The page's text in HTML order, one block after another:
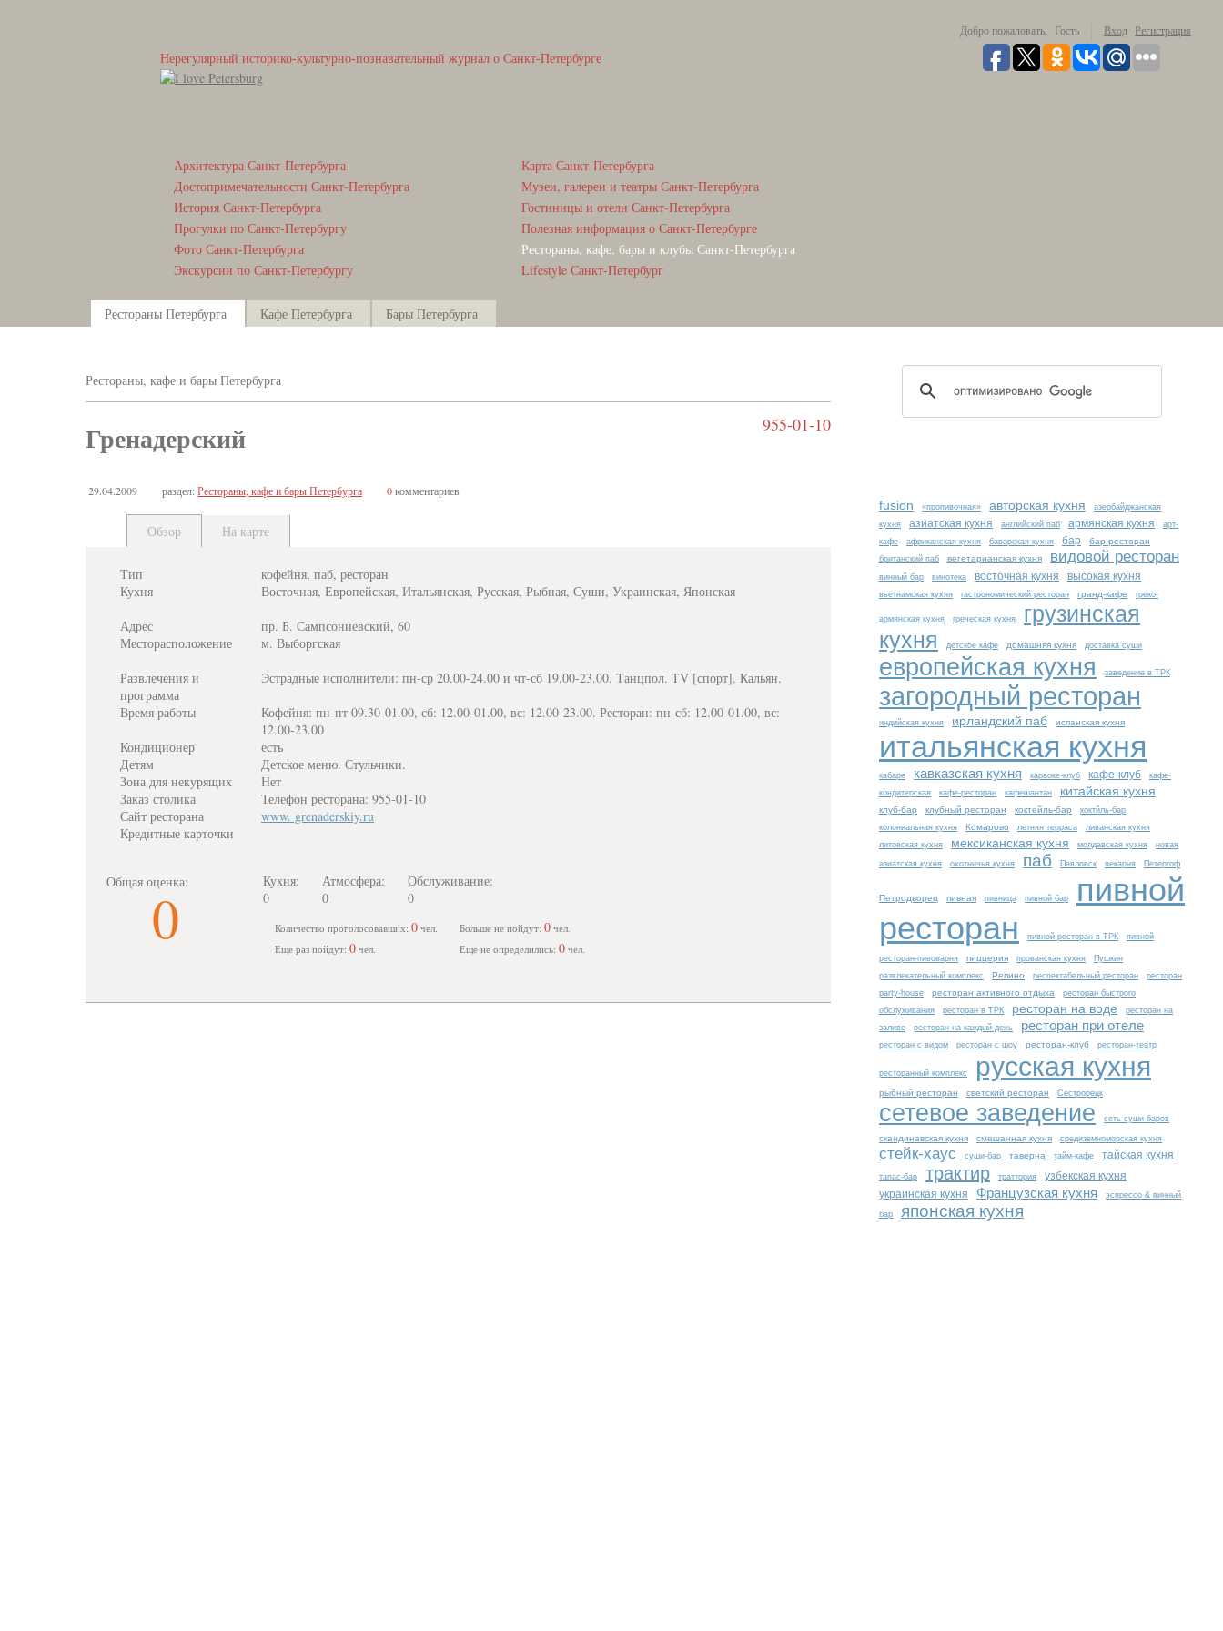
Добро пожаловать, Гость Вход Регистрация
Нерегулярный историко-культурно-познавательный журнал о Санкт-Петербурге
Архитектура Санкт-Петербурга
Достопримечательности Санкт-Петербурга
История Санкт-Петербурга
Прогулки по Санкт-Петербургу
Фото Санкт-Петербурга
Экскурсии по Санкт-Петербургу
Карта Санкт-Петербурга
Музеи, галереи и театры Санкт-Петербурга
Гостиницы и отели Санкт-Петербурга
Полезная информация о Санкт-Петербурге
Рестораны, кафе, бары и клубы Санкт-Петербурга
Lifestyle Санкт-Петербург
Рестораны Петербурга Кафе Петербурга Бары Петербурга
Рестораны, кафе и бары Петербурга
Гренадерский 955-01-10
29.04.2009 раздел:Рестораны, кафе и бары Петербурга 0комментариев
Обзор На карте
Тип
кофейня, паб, ресторан
Кухня
Восточная, Европейская, Итальянская, Русская, Рыбная, Суши, Украинская, Японская
Адрес
пр. Б. Сампсониевский, 60
Месторасположение
м. Выборгская
Развлечения и
программа
Эстрадные исполнители: пн-ср 20.00-24.00 и чт-сб 19.00-23.00. Танцпол. TV [спорт]. Кальян.
Время работы
Кофейня: пн-пт 09.30-01.00, сб: 12.00-01.00, вс: 12.00-23.00. Ресторан: пн-сб: 12.00-01.00, вс:
12.00-23.00
Кондиционер
есть
Детям
Детское меню. Стульчики.
Зона для некурящих
Нет
Заказ столика
Телефон ресторана: 955-01-10
Сайт ресторана
www. grenaderskiy.ru
Кредитные карточки
Общая оценка:
0
Кухня:
0
Атмосфера:
0
Обслуживание:
0
Количество проголосовавших: 0 чел. Больше не пойдут: 0 чел.
Еще раз пойдут: 0 чел. Еще не определились: 0 чел.
fusion «пропивочная» авторская кухня
азербайджанская
кухня
азиатская кухня английский паб армянская кухня
арт-
кафе
африканская кухня баварская кухня бар бар-ресторан
британский паб вегетарианская кухня видовой ресторан
винный бар винотека восточная кухня высокая кухня
вьетнамская кухня гастрономический ресторан гранд-кафе греко-
армянская кухня греческая кухня
грузинская
кухня
детское кафе домашняя кухня доставка суши
европейская кухня заведение в ТРК
загородный ресторан
индийская кухня ирландский паб испанская кухня
итальянская кухня
кабаре кавказская кухня караоке-клуб кафе-клуб
кафе-
кондитерская
кафе-ресторан кафешантан китайская кухня
клуб-бар клубный ресторан коктейль-бар
коктйль-бар
колониальная кухня
Комарово летняя терраса
ливанская кухня
литовская кухня
мексиканская кухня молдавская кухня новая
азиатская кухня охотничья кухня паб Павловск пекарня Петергоф
Петродворец пивная пивница пивной бар
пивной
ресторан
пивной ресторан в ТРК пивной
ресторан-пивоварня пиццерия прованская кухня
Пушкин
развлекательный комплекс
Репино респектабельный ресторан
ресторан
party-house
ресторан активного отдыха
ресторан быстрого
обслуживания
ресторан в ТРК ресторан на воде
ресторан на
заливе
ресторан на каждый день ресторан при отеле
ресторан с видом ресторан с шоу ресторан-клуб ресторан-театр
ресторанный комплекс русская кухня
рыбный ресторан светский ресторан Сестрорецк
сетевое заведение сеть суши-баров
скандинавская кухня смешанная кухня средиземноморская кухня
стейк-хаус суши-бар таверна тайм-кафе тайская кухня
тапас-бар трактир траттория
узбекская кухня
украинская кухня
Французская кухня эспрессо & винный
бар японская кухня